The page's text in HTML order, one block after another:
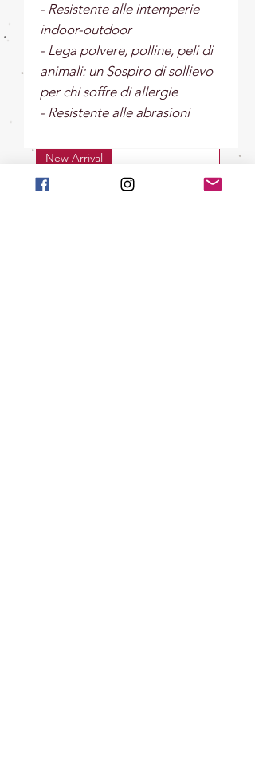
- Resistente alle intemperie
indoor-outdoor
- Lega polvere, polline, peli di
animali: un Sospiro di sollievo
per chi soffre di allergie
- Resistente alle abrasioni
New Arrival